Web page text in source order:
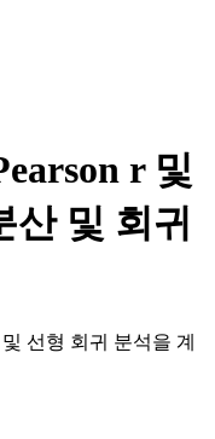
r 및
산 및 회귀
선형 회귀 분석을 계